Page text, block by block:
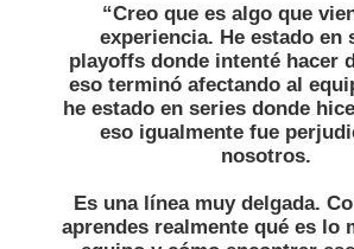
“Creo que es algo que
experiencia. He estado en
playoffs donde intenté hacer
eso terminó afectando al
he estado en series donde
eso igualmente fue
nosotros.
Es una línea muy delgada.
aprendes realmente qué es lo